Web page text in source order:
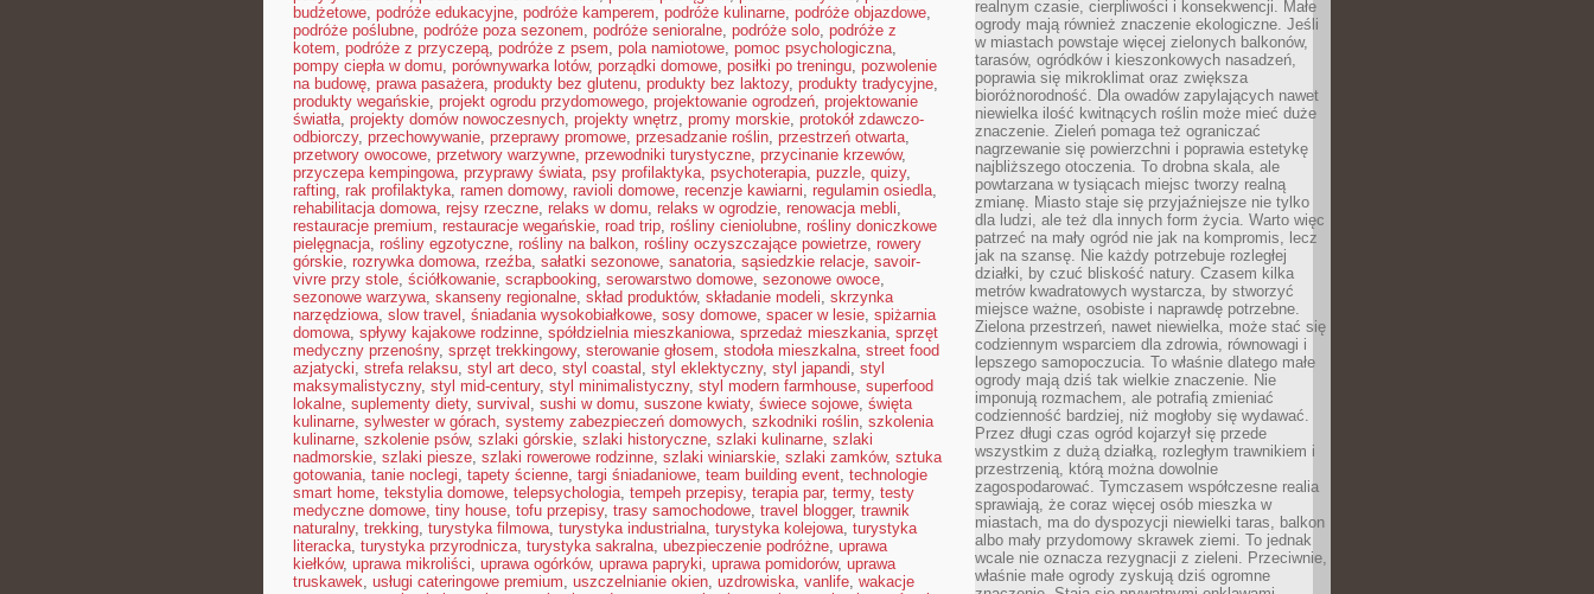
budżetowe, podróże edukacyjne, podróże kamperem, podróże kulinarne, podróże objazdowe,
podróże poślubne, podróże poza sezonem, podróże senioralne, podróże solo, podróże z
kotem, podróże z przyczepą, podróże z psem, pola namiotowe, pomoc psychologiczna,
pompy ciepła w domu, porównywarka lotów, porządki domowe, posiłki po treningu, pozwolenie
na budowę, prawa pasażera, produkty bez glutenu, produkty bez laktozy, produkty tradycyjne,
produkty wegańskie, projekt ogrodu przydomowego, projektowanie ogrodzeń, projektowanie
światła, projekty domów nowoczesnych, projekty wnętrz, promy morskie, protokół zdawczo-
odbiorczy, przechowywanie, przeprawy promowe, przesadzanie roślin, przestrzeń otwarta,
przetwory owocowe, przetwory warzywne, przewodniki turystyczne, przycinanie krzewów,
przyczepa kempingowa, przyprawy świata, psy profilaktyka, psychoterapia, puzzle, quizy,
rafting, rak profilaktyka, ramen domowy, ravioli domowe, recenzje kawiarni, regulamin osiedla,
rehabilitacja domowa, rejsy rzeczne, relaks w domu, relaks w ogrodzie, renowacja mebli,
restauracje premium, restauracje wegańskie, road trip, rośliny cieniolubne, rośliny doniczkowe
pielęgnacja, rośliny egzotyczne, rośliny na balkon, rośliny oczyszczające powietrze, rowery
górskie, rozrywka domowa, rzeźba, sałatki sezonowe, sanatoria, sąsiedzkie relacje, savoir-
vivre przy stole, ściółkowanie, scrapbooking, serowarstwo domowe, sezonowe owoce,
sezonowe warzywa, skanseny regionalne, skład produktów, składanie modeli, skrzynka
narzędziowa, slow travel , śniadania wysokobiałkowe, sosy domowe, spacer w lesie, spiżarnia
domowa, spływy kajakowe rodzinne, spółdzielnia mieszkaniowa, sprzedaż mieszkania, sprzęt
medyczny przenośny, sprzęt trekkingowy, sterowanie głosem, stodoła mieszkalna, street food
azjatycki, strefa relaksu, styl art deco, styl coastal , styl eklektyczny, styl japandi, styl
maksymalistyczny, styl mid-century, styl minimalistyczny, styl modern farmhouse, superfood
lokalne, suplementy diety, survival , sushi w domu, suszone kwiaty, świece sojowe, święta
kulinarne, sylwester w górach, systemy zabezpieczeń domowych, szkodniki roślin, szkolenia
kulinarne, szkolenie psów, szlaki górskie, szlaki historyczne, szlaki kulinarne, szlaki
nadmorskie, szlaki piesze, szlaki rowerowe rodzinne, szlaki winiarskie, szlaki zamków, sztuka
gotowania, tanie noclegi, tapety ścienne, targi śniadaniowe, team building event, technologie
smart home, tekstylia domowe, telepsychologia, tempeh przepisy, terapia par, termy, testy
medyczne domowe, tiny house, tofu przepisy, trasy samochodowe, travel blogger, trawnik
naturalny, trekking, turystyka filmowa, turystyka industrialna, turystyka kolejowa, turystyka
literacka, turystyka przyrodnicza, turystyka sakralna, ubezpieczenie podróżne, uprawa
kiełków, uprawa mikroliści, uprawa ogórków, uprawa papryki, uprawa pomidorów, uprawa
truskawek, usługi cateringowe premium, uszczelnianie okien, uzdrowiska, vanlife, wakacje
realnym czasie, cierpliwości i konsekwencji. Małe
ogrody mają również znaczenie ekologiczne. Jeśli
w miastach powstaje więcej zielonych balkonów,
tarasów, ogródków i kieszonkowych nasadzeń,
poprawia się mikroklimat oraz zwiększa
bioróżnorodność. Dla owadów zapylających nawet
niewielka ilość kwitnących roślin może mieć duże
znaczenie. Zieleń pomaga też ograniczać
nagrzewanie się powierzchni i poprawia estetykę
najbliższego otoczenia. To drobna skala, ale
powtarzana w tysiącach miejsc tworzy realną
zmianę. Miasto staje się przyjaźniejsze nie tylko
dla ludzi, ale też dla innych form życia. Warto więc
patrzeć na mały ogród nie jak na kompromis, lecz
jak na szansę. Nie każdy potrzebuje rozległej
działki, by czuć bliskość natury. Czasem kilka
metrów kwadratowych wystarcza, by stworzyć
miejsce ważne, osobiste i naprawdę potrzebne.
Zielona przestrzeń, nawet niewielka, może stać się
codziennym wsparciem dla zdrowia, równowagi i
lepszego samopoczucia. To właśnie dlatego małe
ogrody mają dziś tak wielkie znaczenie. Nie
imponują rozmachem, ale potrafią zmieniać
codzienność bardziej, niż mogłoby się wydawać.
Przez długi czas ogród kojarzył się przede
wszystkim z dużą działką, rozległym trawnikiem i
przestrzenią, którą można dowolnie
zagospodarować. Tymczasem współczesne realia
sprawiają, że coraz więcej osób mieszka w
miastach, ma do dyspozycji niewielki taras, balkon
albo mały przydomowy skrawek ziemi. To jednak
wcale nie oznacza rezygnacji z zieleni. Przeciwnie,
właśnie małe ogrody zyskują dziś ogromne